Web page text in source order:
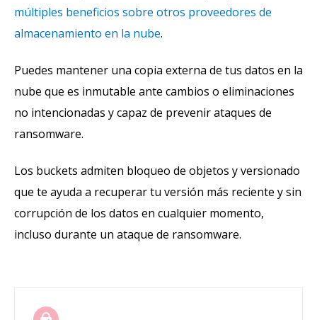
múltiples beneficios sobre otros proveedores de
almacenamiento en la nube.
Puedes mantener una copia externa de tus datos en la
nube que es inmutable ante cambios o eliminaciones
no intencionadas y capaz de prevenir ataques de
ransomware.
Los buckets admiten bloqueo de objetos y versionado
que te ayuda a recuperar tu versión más reciente y sin
corrupción de los datos en cualquier momento,
incluso durante un ataque de ransomware.